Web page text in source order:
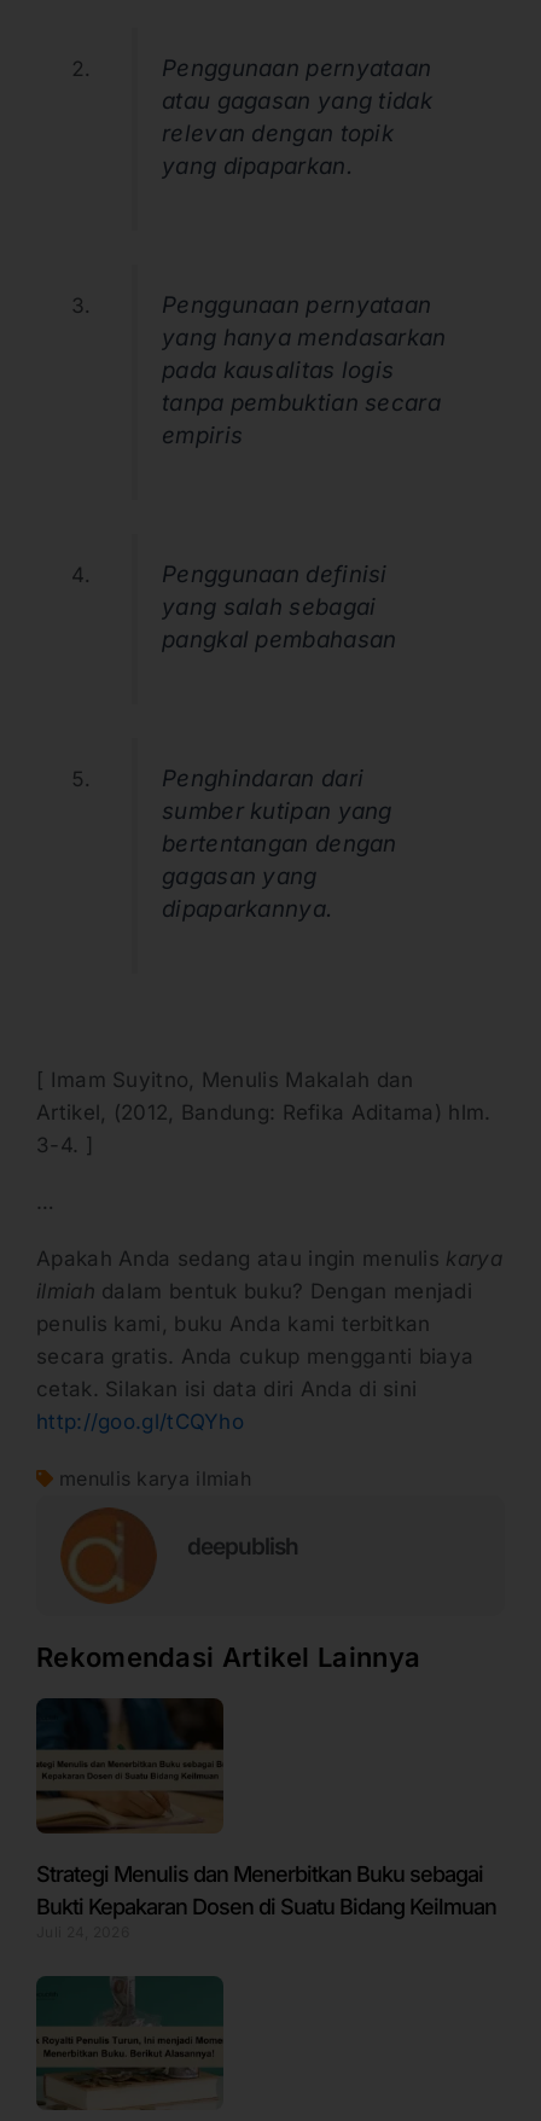
Penggunaan pernyataan
atau gagasan yang tidak
relevan dengan topik
yang dipaparkan.
Penggunaan pernyataan
yang hanya mendasarkan
pada kausalitas logis
tanpa pembuktian secara
empiris
Penggunaan definisi
yang salah sebagai
pangkal pembahasan
Penghindaran dari
sumber kutipan yang
bertentangan dengan
gagasan yang
dipaparkannya.
[ Imam Suyitno, Menulis Makalah dan
Artikel, (2012, Bandung: Refika Aditama) hlm.
3-4. ]
…
Apakah Anda sedang atau ingin menulis karya
ilmiah dalam bentuk buku? Dengan menjadi
penulis kami, buku Anda kami terbitkan
secara gratis. Anda cukup mengganti biaya
cetak. Silakan isi data diri Anda di sini
http://goo.gl/tCQYho
menulis karya ilmiah
deepublish
Rekomendasi Artikel Lainnya
Strategi Menulis dan Menerbitkan Buku sebagai
Bukti Kepakaran Dosen di Suatu Bidang Keilmuan